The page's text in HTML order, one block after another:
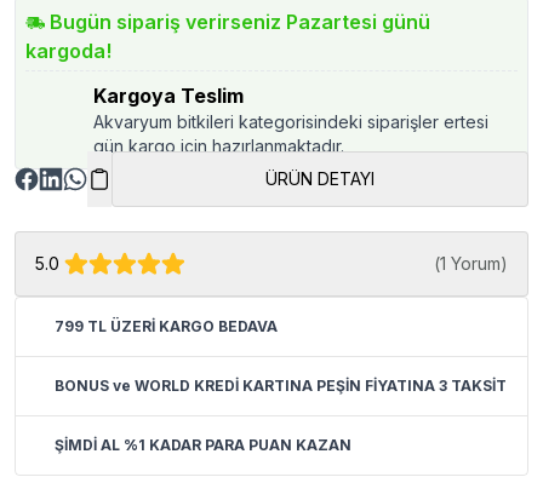
Bugün sipariş verirseniz Pazartesi günü
kargoda!
Kargoya Teslim
Akvaryum bitkileri kategorisindeki siparişler ertesi
gün kargo için hazırlanmaktadır.
ÜRÜN DETAYI
5.0 (1 Yorum)
799 TL ÜZERİ KARGO BEDAVA
BONUS ve WORLD KREDİ KARTINA PEŞİN FİYATINA 3 TAKSİT
ŞİMDİ AL %1 KADAR PARA PUAN KAZAN